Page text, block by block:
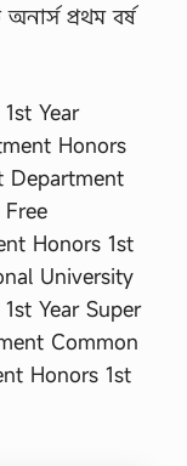
অনার্স প্রথম বর্ষ
Year
Honors
Department
Honors 1st
University
Year Super
Common
Honors 1st